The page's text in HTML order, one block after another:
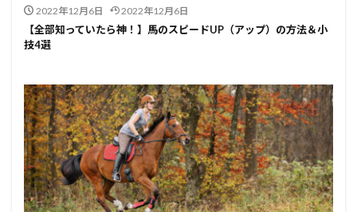
2022年12月6日 2022年12月6日
【全部知っていたら神！】馬のスピードUP（アップ）の方法＆小
技4選